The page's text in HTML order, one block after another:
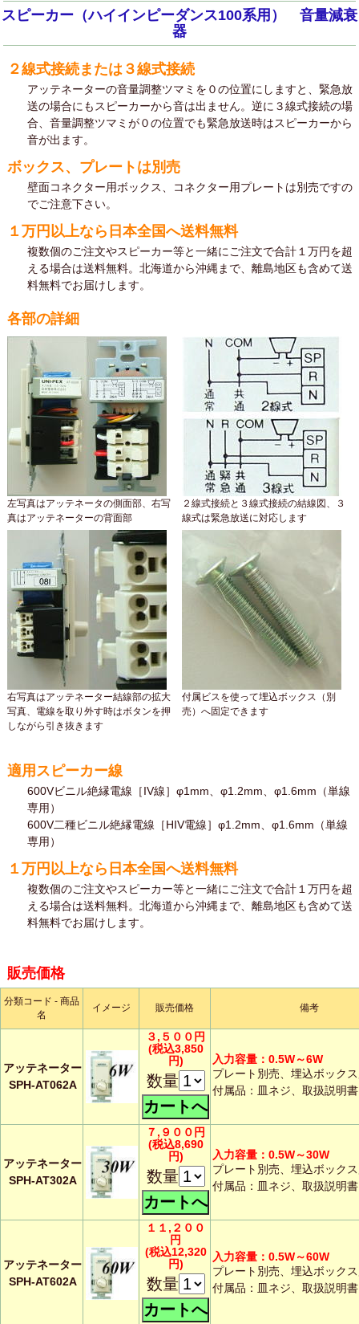
スピーカー（ハイインピーダンス100系用） 音量減衰
器
２線式接続または３線式接続
アッテネーターの音量調整ツマミを０の位置にしますと、緊急放
送の場合にもスピーカーから音は出ません。逆に３線式接続の場
合、音量調整ツマミが０の位置でも緊急放送時はスピーカーから
音が出ます。
ボックス、プレートは別売
壁面コネクター用ボックス、コネクター用プレートは別売ですの
でご注意下さい。
１万円以上なら日本全国へ送料無料
複数個のご注文やスピーカー等と一緒にご注文で合計１万円を超
える場合は送料無料。北海道から沖縄まで、離島地区も含めて送
料無料でお届けします。
各部の詳細
左写真はアッテネータの側面部、右写
真はアッテネーターの背面部
２線式接続と３線式接続の結線図、３
線式は緊急放送に対応します
右写真はアッテネーター結線部の拡大
写真、電線を取り外す時はボタンを押
しながら引き抜きます
付属ビスを使って埋込ボックス（別
売）へ固定できます
適用スピーカー線
600Vビニル絶縁電線［IV線］φ1mm、φ1.2mm、φ1.6mm（単線
専用）
600V二種ビニル絶縁電線［HIV電線］φ1.2mm、φ1.6mm（単線
専用）
１万円以上なら日本全国へ送料無料
複数個のご注文やスピーカー等と一緒にご注文で合計１万円を超
える場合は送料無料。北海道から沖縄まで、離島地区も含めて送
料無料でお届けします。
販売価格
分類コード - 商品
名
イメージ 販売価格 備考
アッテネーター
SPH-AT062A
３,５００円
(税込3,850
円)
数量
入力容量：0.5W～6W
プレート別売、埋込ボック
付属品：皿ネジ、取扱説明書
アッテネーター
SPH-AT302A
７,９００円
(税込8,690
円)
数量
入力容量：0.5W～30W
プレート別売、埋込ボック
付属品：皿ネジ、取扱説明書
アッテネーター
SPH-AT602A
１１,２００
円
(税込12,320
円)
数量
入力容量：0.5W～60W
プレート別売、埋込ボック
付属品：皿ネジ、取扱説明書